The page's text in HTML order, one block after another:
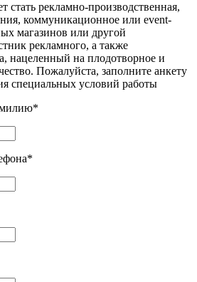
рекламно-производственная,
коммуникационное или event-
магазинов или другой
рекламного, а также
нацеленный на плодотворное и
Пожалуйста, заполните анкету
специальных условий работы
*
*